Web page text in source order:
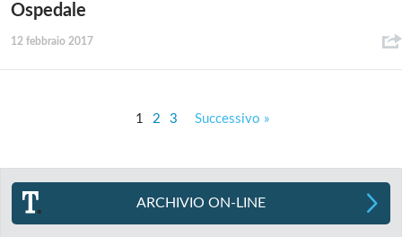
Ospedale
12 febbraio 2017
1 2 3 Successivo »
ARCHIVIO ON-LINE